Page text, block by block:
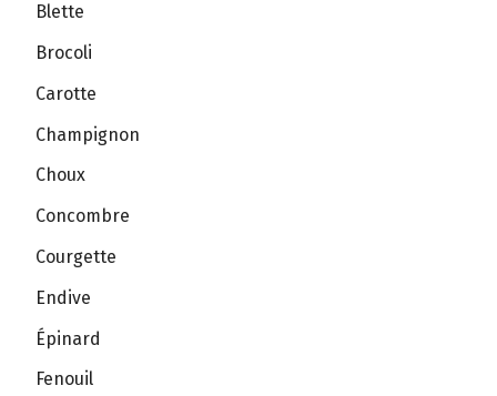
Blette
Brocoli
Carotte
Champignon
Choux
Concombre
Courgette
Endive
Épinard
Fenouil